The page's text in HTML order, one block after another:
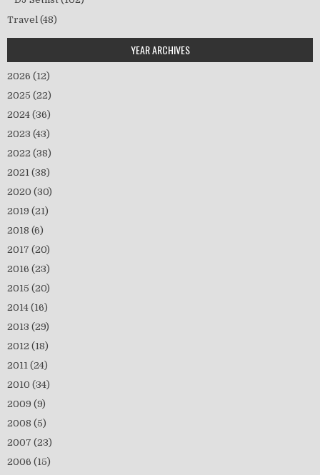
Travel (48)
YEAR ARCHIVES
2026 (12)
2025 (22)
2024 (36)
2023 (43)
2022 (38)
2021 (38)
2020 (30)
2019 (21)
2018 (6)
2017 (20)
2016 (23)
2015 (20)
2014 (16)
2013 (29)
2012 (18)
2011 (24)
2010 (34)
2009 (9)
2008 (5)
2007 (23)
2006 (15)